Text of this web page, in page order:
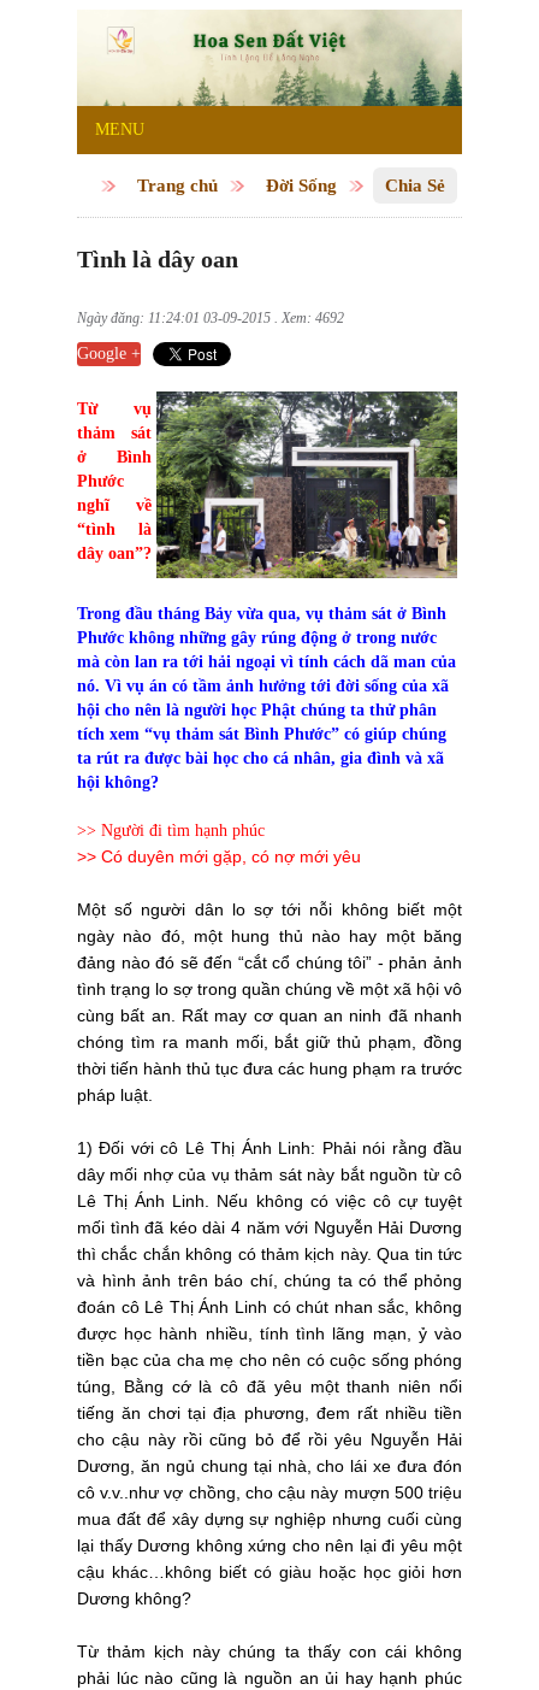
MENU
Trang chủ Đời Sống Chia Sẻ
Tình là dây oan
Ngày đăng: 11:24:01 03-09-2015 . Xem: 4692
Google +
Từ vụ
thảm sát
ở Bình
Phước
nghĩ về
“tình là
dây oan”?
Trong đầu tháng Bảy vừa qua, vụ thảm sát ở Bình
Phước không những gây rúng động ở trong nước
mà còn lan ra tới hải ngoại vì tính cách dã man của
nó. Vì vụ án có tầm ảnh hưởng tới đời sống của xã
hội cho nên là người học Phật chúng ta thử phân
tích xem “vụ thảm sát Bình Phước” có giúp chúng
ta rút ra được bài học cho cá nhân, gia đình và xã
hội không?
>> Người đi tìm hạnh phúc
>> Có duyên mới gặp, có nợ mới yêu
Một số người dân lo sợ tới nỗi không biết một
ngày nào đó, một hung thủ nào hay một băng
đảng nào đó sẽ đến “cắt cổ chúng tôi” - phản ảnh
tình trạng lo sợ trong quần chúng về một xã hội vô
cùng bất an. Rất may cơ quan an ninh đã nhanh
chóng tìm ra manh mối, bắt giữ thủ phạm, đồng
thời tiến hành thủ tục đưa các hung phạm ra trước
pháp luật.
1) Đối với cô Lê Thị Ánh Linh: Phải nói rằng đầu
dây mối nhợ của vụ thảm sát này bắt nguồn từ cô
Lê Thị Ánh Linh. Nếu không có việc cô cự tuyệt
mối tình đã kéo dài 4 năm với Nguyễn Hải Dương
thì chắc chắn không có thảm kịch này. Qua tin tức
và hình ảnh trên báo chí, chúng ta có thể phỏng
đoán cô Lê Thị Ánh Linh có chút nhan sắc, không
được học hành nhiều, tính tình lãng mạn, ỷ vào
tiền bạc của cha mẹ cho nên có cuộc sống phóng
túng, Bằng cớ là cô đã yêu một thanh niên nổi
tiếng ăn chơi tại địa phương, đem rất nhiều tiền
cho cậu này rồi cũng bỏ để rồi yêu Nguyễn Hải
Dương, ăn ngủ chung tại nhà, cho lái xe đưa đón
cô v.v..như vợ chồng, cho cậu này mượn 500 triệu
mua đất để xây dựng sự nghiệp nhưng cuối cùng
lại thấy Dương không xứng cho nên lại đi yêu một
cậu khác…không biết có giàu hoặc học giỏi hơn
Dương không?
Từ thảm kịch này chúng ta thấy con cái không
phải lúc nào cũng là nguồn an ủi hay hạnh phúc